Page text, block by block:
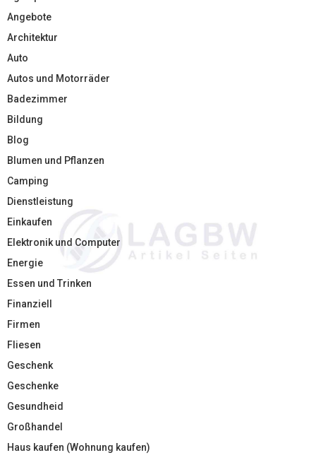
Angebote
Architektur
Auto
Autos und Motorräder
Badezimmer
Bildung
Blog
Blumen und Pflanzen
Camping
Dienstleistung
Einkaufen
Elektronik und Computer
Energie
Essen und Trinken
Finanziell
Firmen
Fliesen
Geschenk
Geschenke
Gesundheid
Großhandel
Haus kaufen (Wohnung kaufen)